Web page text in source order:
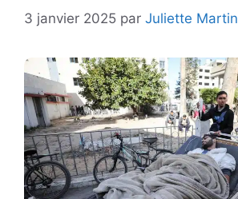
3 janvier 2025 par Juliette Martin